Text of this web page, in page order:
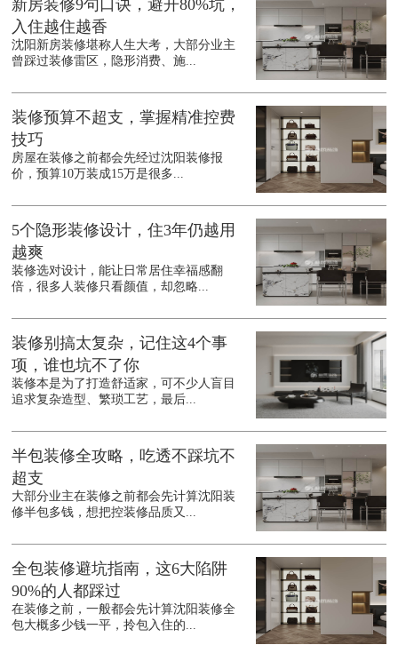
新房装修9句口诀，避开80%坑，
入住越住越香
沈阳新房装修堪称人生大考，大部分业主
曾踩过装修雷区，隐形消费、施...
装修预算不超支，掌握精准控费
技巧
房屋在装修之前都会先经过沈阳装修报
价，预算10万装成15万是很多...
5个隐形装修设计，住3年仍越用
越爽
装修选对设计，能让日常居住幸福感翻
倍，很多人装修只看颜值，却忽略...
装修别搞太复杂，记住这4个事
项，谁也坑不了你
装修本是为了打造舒适家，可不少人盲目
追求复杂造型、繁琐工艺，最后...
半包装修全攻略，吃透不踩坑不
超支
大部分业主在装修之前都会先计算沈阳装
修半包多钱，想把控装修品质又...
全包装修避坑指南，这6大陷阱
90%的人都踩过
在装修之前，一般都会先计算沈阳装修全
包大概多少钱一平，拎包入住的...